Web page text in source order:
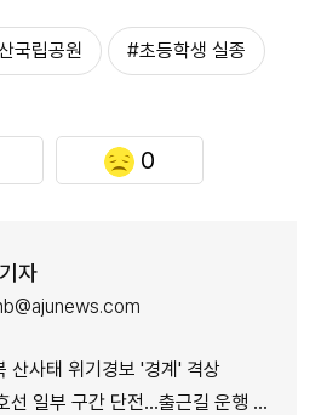
국립공원 #초등학생 실종
0
자
산사태 위기경보 '경계' 격상
일부 구간 단전…출근길 운행 지연